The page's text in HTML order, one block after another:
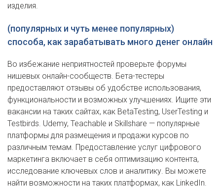
изделия.
(популярных и чуть менее популярных)
способа, как зарабатывать много денег онлайн
Во избежание неприятностей проверьте форумы
нишевых онлайн-сообществ. Бета-тестеры
предоставляют отзывы об удобстве использования,
функциональности и возможных улучшениях. Ищите эти
вакансии на таких сайтах, как BetaTesting, UserTesting и
Testbirds. Udemy, Teachable и Skillshare — популярные
платформы для размещения и продажи курсов по
различным темам. Предоставление услуг цифрового
маркетинга включает в себя оптимизацию контента,
исследование ключевых слов и аналитику. Вы можете
найти возможности на таких платформах, как LinkedIn.